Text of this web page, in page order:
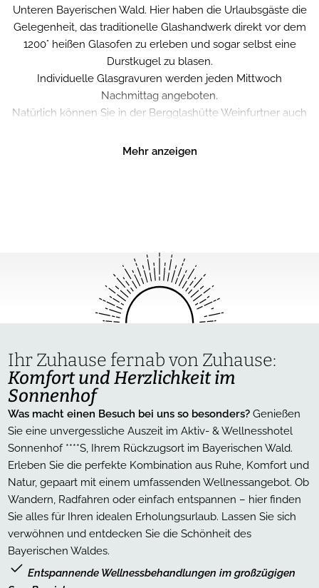
Unteren Bayerischen Wald. Hier haben die Urlaubsgäste die
Gelegenheit, das traditionelle Glashandwerk direkt vor dem
1200° heißen Glasofen zu erleben und sogar selbst eine
Durstkugel zu blasen.
Individuelle Glasgravuren werden jeden Mittwoch
Nachmittag angeboten.
Natürlich können Sie in der Bergglashütte Weinfurtner auch
Mehr anzeigen
Ihr Zuhause fernab von Zuhause:
Komfort und Herzlichkeit im
Sonnenhof
Was macht einen Besuch bei uns so besonders? Genießen
Sie eine unvergessliche Auszeit im Aktiv- & Wellnesshotel
Sonnenhof ****S, Ihrem Rückzugsort im Bayerischen Wald.
Erleben Sie die perfekte Kombination aus Ruhe, Komfort und
Natur, gepaart mit einem umfassenden Wellnessangebot. Ob
Wandern, Radfahren oder einfach entspannen – hier finden
Sie alles für Ihren idealen Erholungsurlaub. Lassen Sie sich
verwöhnen und entdecken Sie die Schönheit des
Bayerischen Waldes.
Entspannende Wellnessbehandlungen im großzügigen